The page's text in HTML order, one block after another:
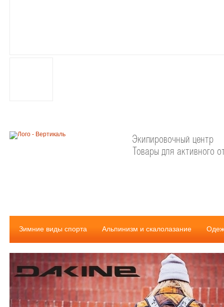
Экипировочный центр
Товары для активного
Зимние виды спорта Альпинизм и скалолазание